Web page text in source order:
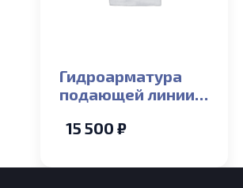
Гидроарматура
подающей линии
Bosch/Buderus
18/35_WBN6000-
15 500 ₽